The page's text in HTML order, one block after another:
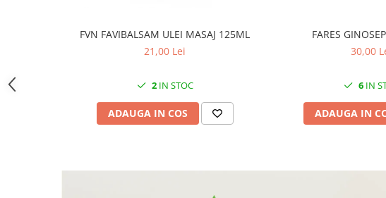
FVN FAVIBALSAM ULEI MASAJ 125ML
21,00 Lei
2IN STOC
ADAUGA IN COS
FARES
30,00
6IN
ADAUGA IN